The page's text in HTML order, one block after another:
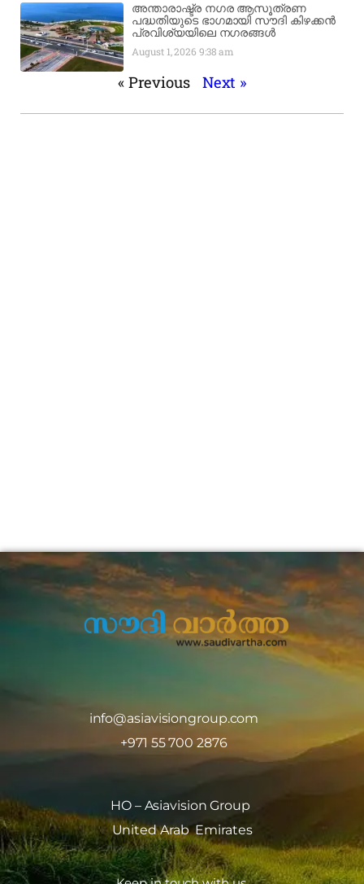
അന്താരാഷ്ട്ര നഗര ആസൂത്രണ
പദ്ധതിയുടെ ഭാഗമായി സൗദി കിഴക്കൻ
പ്രവിശ്യയിലെ നഗരങ്ങൾ
August 1, 2026 9:38 am
« Previous Next »
info@asiavisiongroup.com
+971 55 700 2876
HO – Asiavision Group
United Arab Emirates